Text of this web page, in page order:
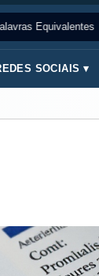
Equivalentes
SOCIAIS ▾